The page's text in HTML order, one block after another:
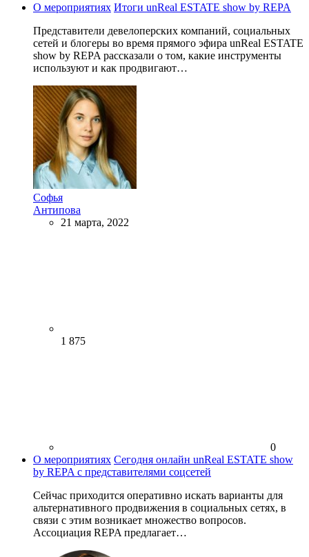
О мероприятиях Итоги unReal ESTATE show by REPA
Представители девелоперских компаний, социальных
сетей и блогеры во время прямого эфира unReal ESTATE
show by REPA рассказали о том, какие инструменты
используют и как продвигают…
Софья
Антипова
21 марта, 2022
1 875
0
О мероприятиях Сегодня онлайн unReal ESTATE show
by REPA с представителями соцсетей
Сейчас приходится оперативно искать варианты для
альтернативного продвижения в социальных сетях, в
связи с этим возникает множество вопросов.
Ассоциация REPA предлагает…